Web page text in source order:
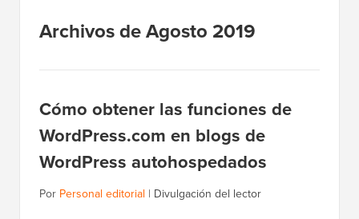
Archivos de Agosto 2019
Cómo obtener las funciones de
WordPress.com en blogs de
WordPress autohospedados
Por Personal editorial | Divulgación del lector